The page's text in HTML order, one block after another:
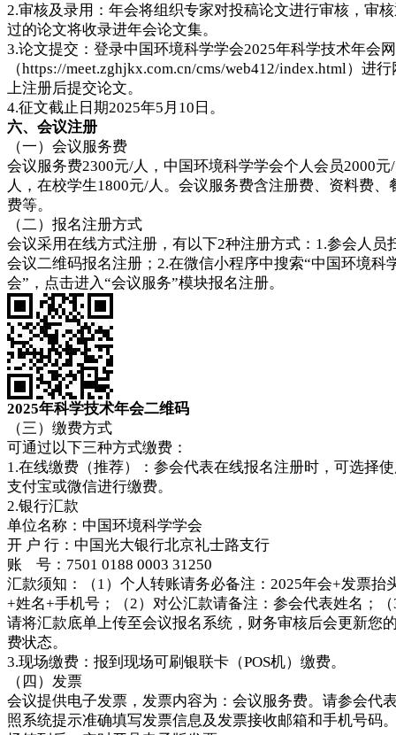
2.审核及录用：年会将组织专家对投稿论文进行审核，审
过的论文将收录进年会论文集。
3.论文提交：登录中国环境科学学会2025年科学技术年会
（https://meet.zghjkx.com.cn/cms/web412/index.html）进行
上注册后提交论文。
4.征文截止日期2025年5月10日。
六、会议注册
（一）会议服务费
会议服务费2300元/人，中国环境科学学会个人会员2000元/
人，在校学生1800元/人。会议服务费含注册费、资料费、
费等。
（二）报名注册方式
会议采用在线方式注册，有以下2种注册方式：1.参会人员
会议二维码报名注册；2.在微信小程序中搜索“中国环境科
会”，点击进入“会议服务”模块报名注册。
2025年科学技术年会二维码
（三）缴费方式
可通过以下三种方式缴费：
1.在线缴费（推荐）：参会代表在线报名注册时，可选择
支付宝或微信进行缴费。
2.银行汇款
单位名称：中国环境科学学会
开 户 行：中国光大银行北京礼士路支行
账 号：7501 0188 0003 31250
汇款须知：（1）个人转账请务必备注：2025年会+发票抬
+姓名+手机号；（2）对公汇款请备注：参会代表姓名；
请将汇款底单上传至会议报名系统，财务审核后会更新您
费状态。
3.现场缴费：报到现场可刷银联卡（POS机）缴费。
（四）发票
会议提供电子发票，发票内容为：会议服务费。请参会代
照系统提示准确填写发票信息及发票接收邮箱和手机号码